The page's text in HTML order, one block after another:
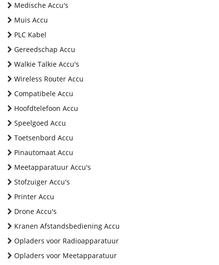
Medische Accu's
Muis Accu
PLC Kabel
Gereedschap Accu
Walkie Talkie Accu's
Wireless Router Accu
Compatibele Accu
Hoofdtelefoon Accu
Speelgoed Accu
Toetsenbord Accu
Pinautomaat Accu
Meetapparatuur Accu's
Stofzuiger Accu's
Printer Accu
Drone Accu's
Kranen Afstandsbediening Accu
Opladers voor Radioapparatuur
Opladers voor Meetapparatuur